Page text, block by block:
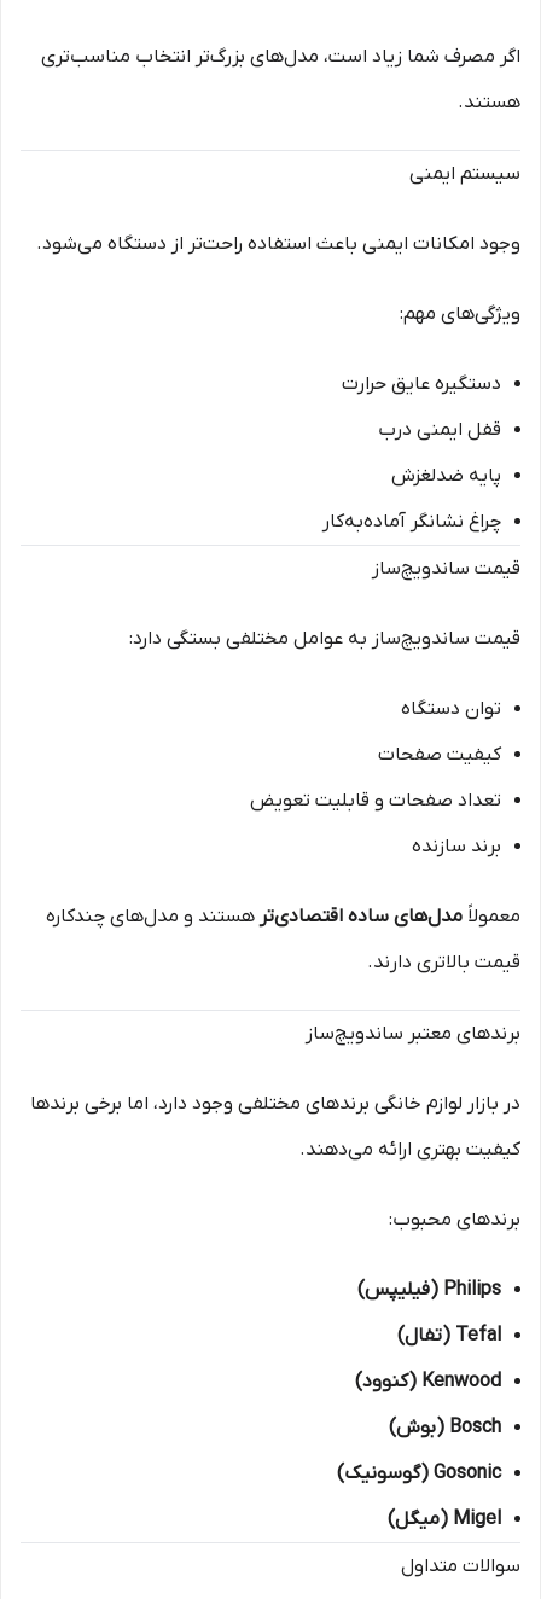
اگر مصرف شما زیاد است، مدل‌های بزرگ‌تر انتخاب مناسب‌تری
هستند.
سیستم ایمنی
وجود امکانات ایمنی باعث استفاده راحت‌تر از دستگاه می‌شود.
ویژگی‌های مهم:
دستگیره عایق حرارت
قفل ایمنی درب
پایه ضدلغزش
چراغ نشانگر آماده‌به‌کار
قیمت ساندویچ‌ساز
قیمت ساندویچ‌ساز به عوامل مختلفی بستگی دارد:
توان دستگاه
کیفیت صفحات
تعداد صفحات و قابلیت تعویض
برند سازنده
معمولاً مدل‌های ساده اقتصادی‌تر هستند و مدل‌های چندکاره
قیمت بالاتری دارند.
برندهای معتبر ساندویچ‌ساز
در بازار لوازم خانگی برندهای مختلفی وجود دارد، اما برخی برندها
کیفیت بهتری ارائه می‌دهند.
برندهای محبوب:
Philips (فیلیپس)
Tefal (تفال)
Kenwood (کنوود)
Bosch (بوش)
Gosonic (گوسونیک)
Migel (میگل)
سوالات متداول